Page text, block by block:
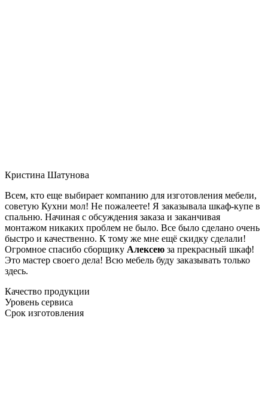
Кристина Шатунова
Всем, кто еще выбирает компанию для изготовления мебели,
советую Кухни мол! Не пожалеете! Я заказывала шкаф-купе в
спальню. Начиная с обсуждения заказа и заканчивая
монтажом никаких проблем не было. Все было сделано очень
быстро и качественно. К тому же мне ещё скидку сделали!
Огромное спасибо сборщику Алексею за прекрасный шкаф!
Это мастер своего дела! Всю мебель буду заказывать только
здесь.
Качество продукции
Уровень сервиса
Срок изготовления